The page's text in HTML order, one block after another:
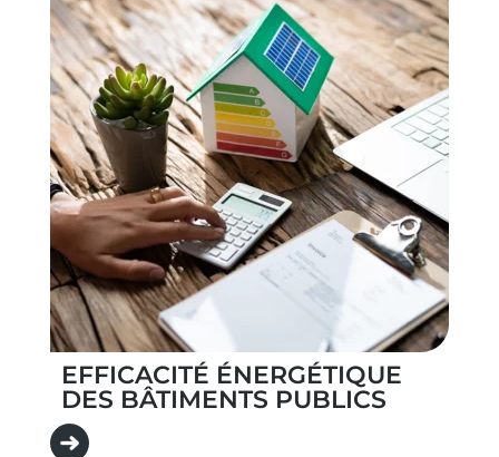
EFFICACITÉ ÉNERGÉTIQUE
DES BÂTIMENTS PUBLICS